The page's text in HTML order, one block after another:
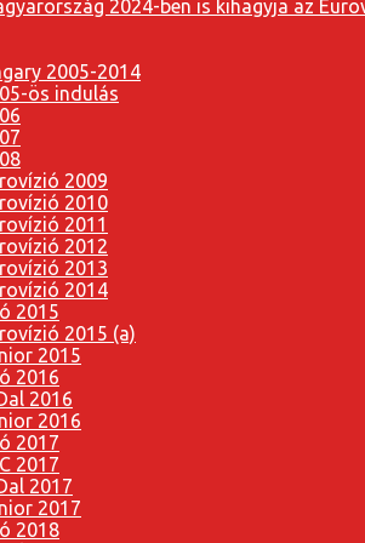
2024-ben is kihagyja az
2005-2014
ös indulás
2009
2010
2011
2012
2013
2014
2015
2015 (a)
2015
2016
2016
2016
2017
2017
2017
2017
2018